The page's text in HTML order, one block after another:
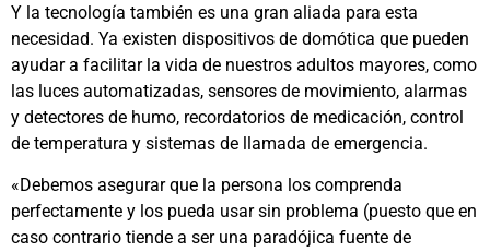
Y la tecnología también es una gran aliada para esta
necesidad. Ya existen dispositivos de domótica que pueden
ayudar a facilitar la vida de nuestros adultos mayores, como
las luces automatizadas, sensores de movimiento, alarmas
y detectores de humo, recordatorios de medicación, control
de temperatura y sistemas de llamada de emergencia.
«Debemos asegurar que la persona los comprenda
perfectamente y los pueda usar sin problema (puesto que en
caso contrario tiende a ser una paradójica fuente de